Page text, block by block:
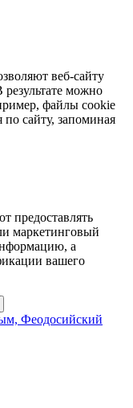
веб-сайту
можно
файлы cookie
сайту, запоминая
предоставлять
маркетинговый
а
вашего
Феодосийский